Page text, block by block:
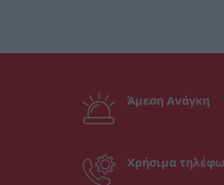
Άμεση Ανάγκη
Χρήσιμα